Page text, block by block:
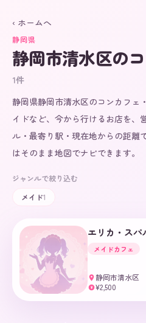
‹ ホームへ
静岡県
静岡市清水区の
1件
静岡県静岡市清水区のコンカフェ
イドなど、今から行けるお店を、
ル・最寄り駅・現在地からの距離
はそのまま地図でナビできます。
ジャンルで絞り込む
メイド1
エリカ・スパ
メイドカフェ
静岡市清水区
¥ ¥2,500